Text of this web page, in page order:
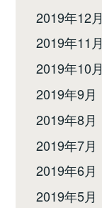
2019年12月
2019年11月
2019年10月
2019年9月
2019年8月
2019年7月
2019年6月
2019年5月